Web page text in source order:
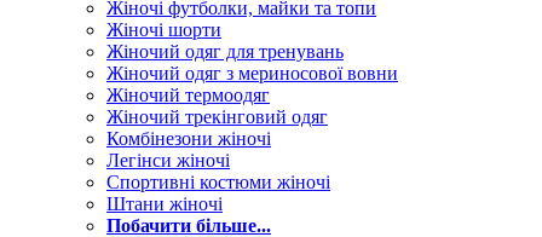
Жіночі футболки, майки та топи
Жіночі шорти
Жіночий одяг для тренувань
Жіночий одяг з мериносової вовни
Жіночий термоодяг
Жіночий трекінговий одяг
Комбінезони жіночі
Легінси жіночі
Спортивні костюми жіночі
Штани жіночі
Побачити більше...